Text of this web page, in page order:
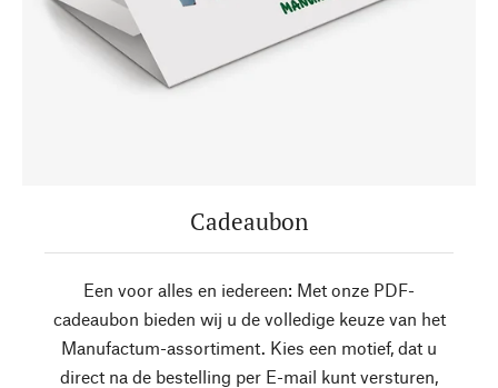
Cadeaubon
Een voor alles en iedereen: Met onze PDF-
cadeaubon bieden wij u de volledige keuze van het
Manufactum-assortiment. Kies een motief, dat u
direct na de bestelling per E-mail kunt versturen,